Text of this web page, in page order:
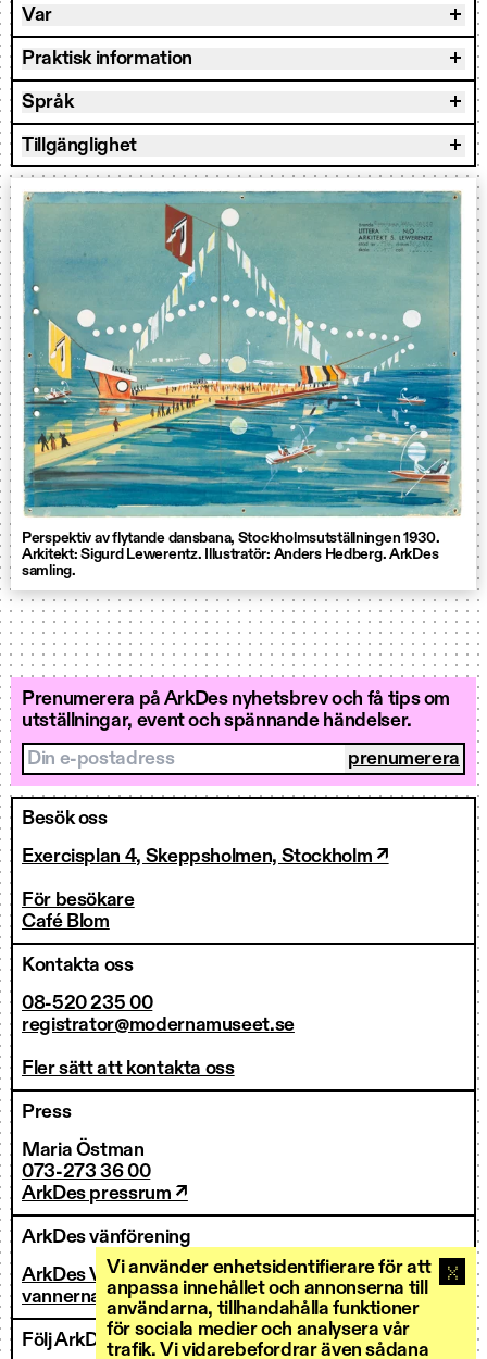
Vi använder enhetsidentifierare för att
anpassa innehållet och annonserna till
användarna, tillhandahålla funktioner
för sociala medier och analysera vår
trafik. Vi vidarebefordrar även sådana
Var
Praktisk information
Språk
Tillgänglighet
Perspektiv av flytande dansbana, Stockholmsutställningen 1930.
Arkitekt: Sigurd Lewerentz. Illustratör: Anders Hedberg. ArkDes
samling.
Prenumerera på ArkDes nyhetsbrev och få tips om
utställningar, event och spännande händelser.
Din e-postadress
Besök oss
Exercisplan 4, Skeppsholmen, Stockholm ↗
För besökare
Café Blom
Kontakta oss
08-520 235 00
registrator@modernamuseet.se
Fler sätt att kontakta oss
Press
Maria Östman
073-273 36 00
ArkDes pressrum ↗
ArkDes vänförening
ArkDes Vänner
vannerna@arkdes.se
Följ ArkDes